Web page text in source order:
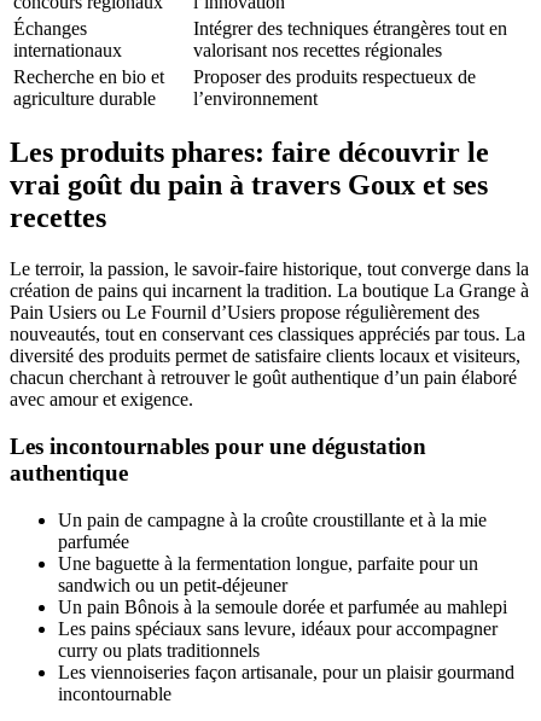
Échanges
internationaux
Intégrer des techniques étrangères tout en
valorisant nos recettes régionales
Recherche en bio et
agriculture durable
Proposer des produits respectueux de
l’environnement
Les produits phares: faire découvrir le
vrai goût du pain à travers Goux et ses
recettes
Le terroir, la passion, le savoir-faire historique, tout converge dans la
création de pains qui incarnent la tradition. La boutique La Grange à
Pain Usiers ou Le Fournil d’Usiers propose régulièrement des
nouveautés, tout en conservant ces classiques appréciés par tous. La
diversité des produits permet de satisfaire clients locaux et visiteurs,
chacun cherchant à retrouver le goût authentique d’un pain élaboré
avec amour et exigence.
Les incontournables pour une dégustation
authentique
Un pain de campagne à la croûte croustillante et à la mie
parfumée
Une baguette à la fermentation longue, parfaite pour un
sandwich ou un petit-déjeuner
Un pain Bônois à la semoule dorée et parfumée au mahlepi
Les pains spéciaux sans levure, idéaux pour accompagner
curry ou plats traditionnels
Les viennoiseries façon artisanale, pour un plaisir gourmand
incontournable